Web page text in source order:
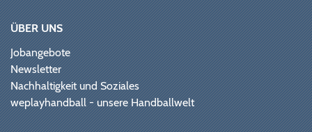
ÜBER UNS
Jobangebote
Newsletter
Nachhaltigkeit und Soziales
weplayhandball - unsere Handballwelt